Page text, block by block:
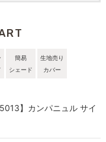
簡易
シェード
生地売り
カバー
】カンパニュル サイ